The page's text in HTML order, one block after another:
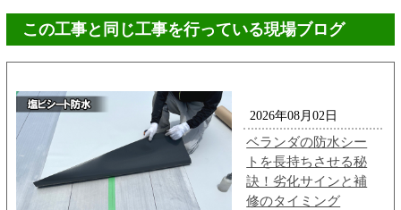
この工事と同じ工事を行っている現場ブログ
2026年08月02日
ベランダの防水シー
トを長持ちさせる秘
訣！劣化サインと補
修のタイミング